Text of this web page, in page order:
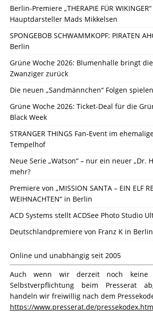
Berlin-Premiere „THERAPIE FÜR
Hauptdarsteller Mads Mikkelsen
SPONGEBOB SCHWAMMKOPF: PIRATEN
Berlin
Grüne Woche 2026: Blumenhalle bringt
Zwanziger zurück
Die neuen „Sandmännchen“ Folgen
Grüne Woche 2026: Ticket-Deal für die
Black Week
STRANGER THINGS Fan-Event im
Tempelhof
Neue Serie „Watson“ – nur ein neuer „Dr.
mehr?
Premiere von „MISSION SANTA – EIN ELF
WEIHNACHTEN“ in Berlin
ACD Systems stellt ACDSee Photo Studio
Deutschlandpremiere von Franz K in Berlin
Online und unabhängig seit 2005
Auch wenn wir derzeit noch keine
Selbstverpflichtung beim Presserat
handeln wir freiwillig nach dem
https://www.presserat.de/